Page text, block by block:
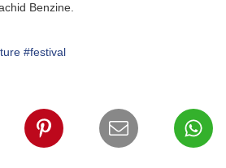
Benzine.
#festival